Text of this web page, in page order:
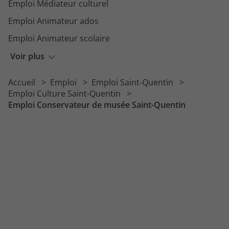
Voir plus
Emploi Médiateur culturel
Emploi Animateur ados
Emploi Animateur scolaire
Emploi Animateur BAFA
Emploi Animateur de club de vacances
Accueil Emploi
Emploi Saint-Quentin
Emploi Culture Saint-Quentin
Emploi Conservateur de musée Saint-Quentin